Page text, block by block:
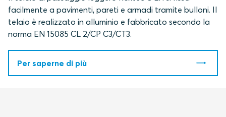
facilmente a pavimenti, pareti e armadi tramite bulloni. Il
telaio è realizzato in alluminio e fabbricato secondo la
norma EN 15085 CL 2/CP C3/CT3.
Per saperne di più